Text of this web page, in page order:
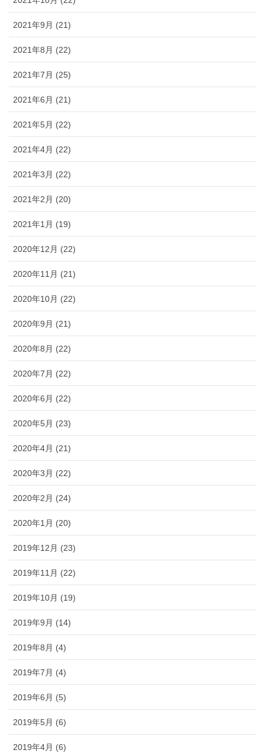
2021年9月 (21)
2021年8月 (22)
2021年7月 (25)
2021年6月 (21)
2021年5月 (22)
2021年4月 (22)
2021年3月 (22)
2021年2月 (20)
2021年1月 (19)
2020年12月 (22)
2020年11月 (21)
2020年10月 (22)
2020年9月 (21)
2020年8月 (22)
2020年7月 (22)
2020年6月 (22)
2020年5月 (23)
2020年4月 (21)
2020年3月 (22)
2020年2月 (24)
2020年1月 (20)
2019年12月 (23)
2019年11月 (22)
2019年10月 (19)
2019年9月 (14)
2019年8月 (4)
2019年7月 (4)
2019年6月 (5)
2019年5月 (6)
2019年4月 (6)